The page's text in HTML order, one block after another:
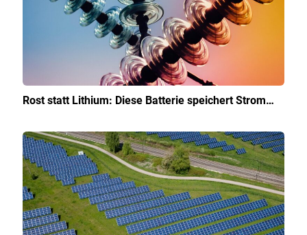
Rost statt Lithium: Diese Batterie speichert Strom…